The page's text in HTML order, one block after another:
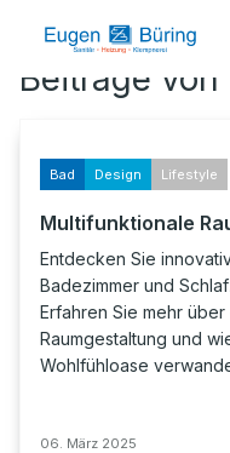
Beiträge
Bad Design Lifestyle
Multifunktionale
Entdecken Sie
Badezimmer und
Erfahren Sie mehr
Raumgestaltung und
Wohlfühloase
06. März 2025